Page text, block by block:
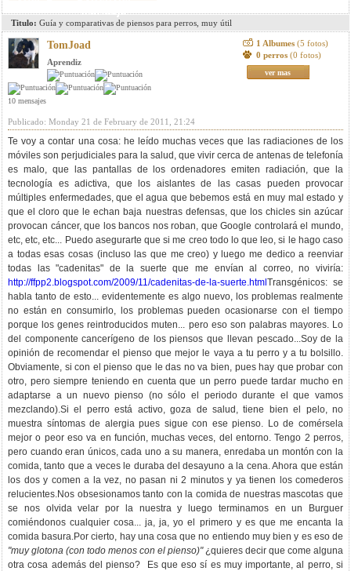
mensaje
Titulo: Guía y comparativas de piensos para perros, muy útil
TomJoad
Aprendiz
10 mensajes
1 Albumes (5 fotos)
0 perros (0 fotos)
ver mas
Publicado: Monday 21 de February de 2011, 21:24
Te voy a contar una cosa: he leído muchas veces que las radiaciones de los
móviles son perjudiciales para la salud, que vivir cerca de antenas de telefonía
es malo, que las pantallas de los ordenadores emiten radiación, que la
tecnología es adictiva, que los aislantes de las casas pueden provocar
múltiples enfermedades, que el agua que bebemos está en muy mal estado y
que el cloro que le echan baja nuestras defensas, que los chicles sin azúcar
provocan cáncer, que los bancos nos roban, que Google controlará el mundo,
etc, etc, etc... Puedo asegurarte que si me creo todo lo que leo, si le hago caso
a todas esas cosas (incluso las que me creo) y luego me dedico a reenviar
todas las "cadenitas" de la suerte que me envían al correo, no viviría:
http://ffpp2.blogspot.com/2009/11/cadenitas-de-la-suerte.html Transgénicos: se
habla tanto de esto... evidentemente es algo nuevo, los problemas realmente
no están en consumirlo, los problemas pueden ocasionarse con el tiempo
porque los genes reintroducidos muten... pero eso son palabras mayores. Lo
del componente cancerígeno de los piensos que llevan pescado...Soy de la
opinión de recomendar el pienso que mejor le vaya a tu perro y a tu bolsillo.
Obviamente, si con el pienso que le das no va bien, pues hay que probar con
otro, pero siempre teniendo en cuenta que un perro puede tardar mucho en
adaptarse a un nuevo pienso (no sólo el periodo durante el que vamos
mezclando).Si el perro está activo, goza de salud, tiene bien el pelo, no
muestra síntomas de alergia pues sigue con ese pienso. Lo de comérsela
mejor o peor eso va en función, muchas veces, del entorno. Tengo 2 perros,
pero cuando eran únicos, cada uno a su manera, enredaba un montón con la
comida, tanto que a veces le duraba del desayuno a la cena. Ahora que están
los dos y comen a la vez, no pasan ni 2 minutos y ya tienen los comederos
relucientes.Nos obsesionamos tanto con la comida de nuestras mascotas que
se nos olvida velar por la nuestra y luego terminamos en un Burguer
comiéndonos cualquier cosa... ja, ja, yo el primero y es que me encanta la
comida basura.Por cierto, hay una cosa que no entiendo muy bien y es eso de
"muy glotona (con todo menos con el pienso)"¿quieres decir que come alguna
otra cosa además del pienso? Es que eso sí es muy importante, al perro, si